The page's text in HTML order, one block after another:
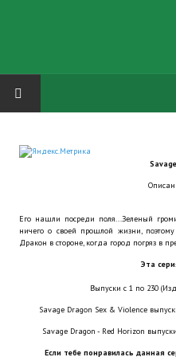
Русская биржа
Теневой кардинал для
Aliens vs Predator 2
Dungeon Siege 2 Legendary
Его нашли посреди поля...Зеленый
ничего о своей прошлой жизни,
Дракон в стороне, когда город погряз в
Эта
Выпуски с 1 по 230
Savage Dragon Sex & Violence
Savage Dragon - Red Horizon
Если тебе понравилась данная